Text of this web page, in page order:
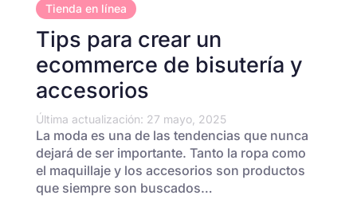
Tienda en línea
Tips para crear un
ecommerce de bisutería y
accesorios
Última actualización: 27 mayo, 2025
La moda es una de las tendencias que nunca
dejará de ser importante. Tanto la ropa como
el maquillaje y los accesorios son productos
que siempre son buscados…